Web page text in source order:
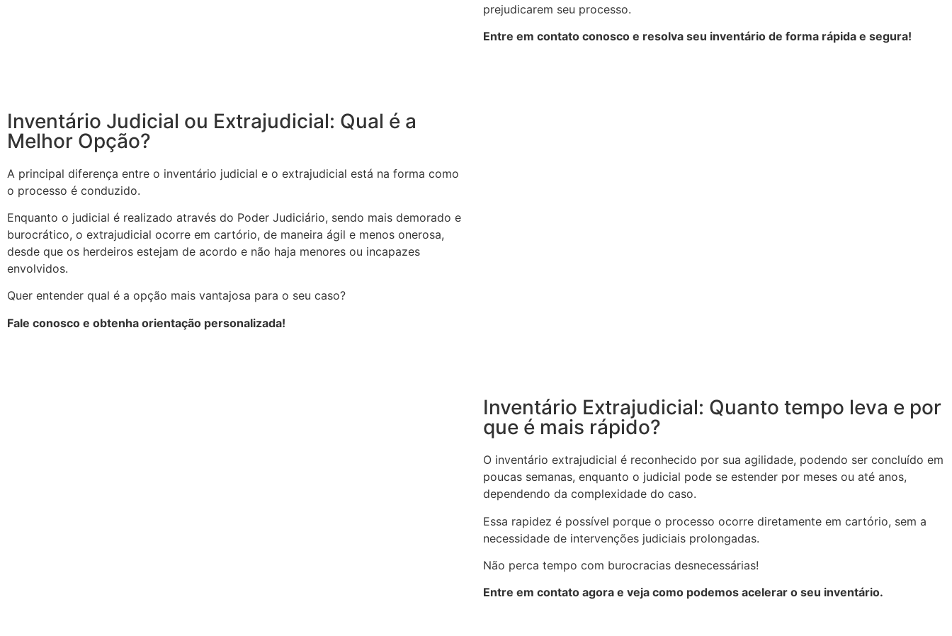
prejudicarem seu processo.
Entre em contato conosco e resolva seu inventário de forma rápida e segura!
Inventário Judicial ou Extrajudicial: Qual é a
Melhor Opção?
A principal diferença entre o inventário judicial e o extrajudicial está na forma como
o processo é conduzido.
Enquanto o judicial é realizado através do Poder Judiciário, sendo mais demorado e
burocrático, o extrajudicial ocorre em cartório, de maneira ágil e menos onerosa,
desde que os herdeiros estejam de acordo e não haja menores ou incapazes
envolvidos.
Quer entender qual é a opção mais vantajosa para o seu caso?
Fale conosco e obtenha orientação personalizada!
Inventário Extrajudicial: Quanto tempo leva e por
que é mais rápido?
O inventário extrajudicial é reconhecido por sua agilidade, podendo ser concluído em
poucas semanas, enquanto o judicial pode se estender por meses ou até anos,
dependendo da complexidade do caso.
Essa rapidez é possível porque o processo ocorre diretamente em cartório, sem a
necessidade de intervenções judiciais prolongadas.
Não perca tempo com burocracias desnecessárias!
Entre em contato agora e veja como podemos acelerar o seu inventário.